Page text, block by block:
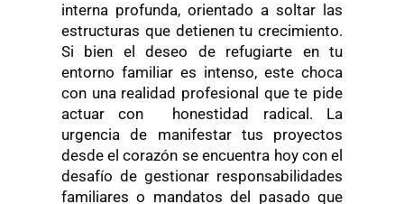
interna profunda, orientado a soltar las
estructuras que detienen tu crecimiento.
Si bien el deseo de refugiarte en tu
entorno familiar es intenso, este choca
con una realidad profesional que te pide
actuar con honestidad radical. La
urgencia de manifestar tus proyectos
desde el corazón se encuentra hoy con el
desafío de gestionar responsabilidades
familiares o mandatos del pasado que